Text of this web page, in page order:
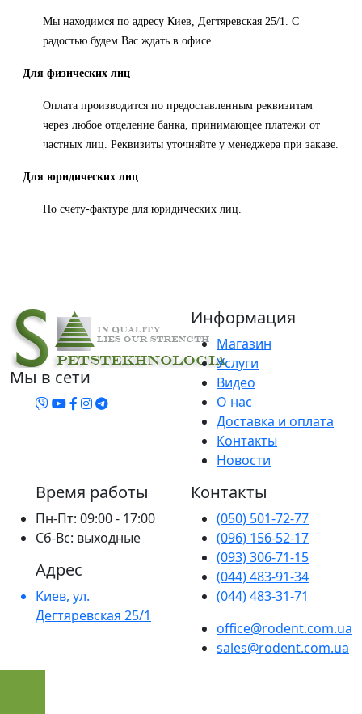
Мы находимся по адресу Киев, Дегтяревская 25/1.
С
радостью будем Вас ждать в офисе.
Для физических лиц
Оплата производится по предоставленным реквизитам
через любое отделение банка, принимающее платежи от
частных лиц. Реквизиты уточняйте у менеджера при заказе.
Для юридических лиц
По счету-фактуре для юридических лиц.
Мы в сети
Информация
Магазин
Услуги
Видео
О нас
Доставка и оплата
Контакты
Новости
Время работы
Пн-Пт: 09:00 - 17:00
Сб-Вс: выходные
Адрес
Киев, ул.
Дегтяревская 25/1
Контакты
(050) 501-72-77
(096) 156-52-17
(093) 306-71-15
(044) 483-91-34
(044) 483-31-71
office@rodent.com.ua
sales@rodent.com.ua